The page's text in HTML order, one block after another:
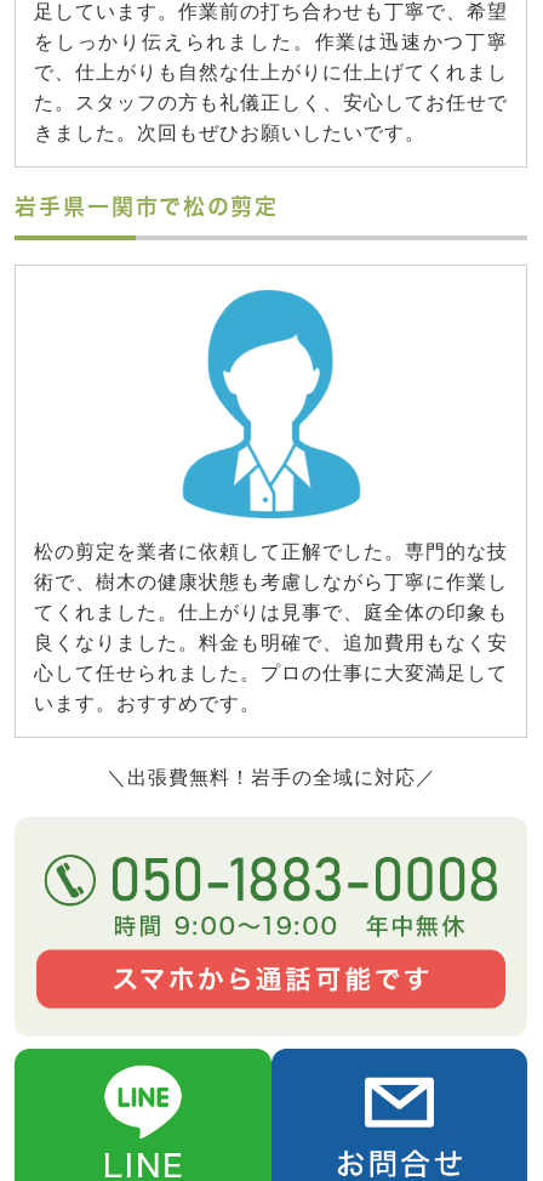
足しています。作業前の打ち合わせも丁寧で、希望
をしっかり伝えられました。作業は迅速かつ丁寧
で、仕上がりも自然な仕上がりに仕上げてくれまし
た。スタッフの方も礼儀正しく、安心してお任せで
きました。次回もぜひお願いしたいです。
岩手県一関市で松の剪定
松の剪定を業者に依頼して正解でした。専門的な技
術で、樹木の健康状態も考慮しながら丁寧に作業し
てくれました。仕上がりは見事で、庭全体の印象も
良くなりました。料金も明確で、追加費用もなく安
心して任せられました。プロの仕事に大変満足して
います。おすすめです。
＼出張費無料！岩手の全域に対応／